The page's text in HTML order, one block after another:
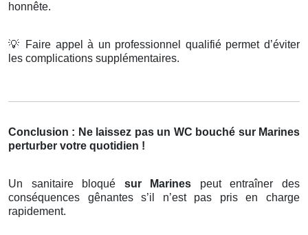
honnête.
💡
Faire appel à un professionnel qualifié permet d’éviter
les complications supplémentaires.
Conclusion : Ne laissez pas un WC bouché sur Marines
perturber votre quotidien !
Un sanitaire bloqué sur Marines peut entraîner des
conséquences gênantes s’il n’est pas pris en charge
rapidement.